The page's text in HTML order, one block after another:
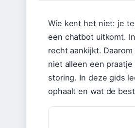
Wie kent het niet: je
een chatbot uitkomt.
recht aankijkt.
niet alleen een
storing. In deze gids
ophaalt en wat de